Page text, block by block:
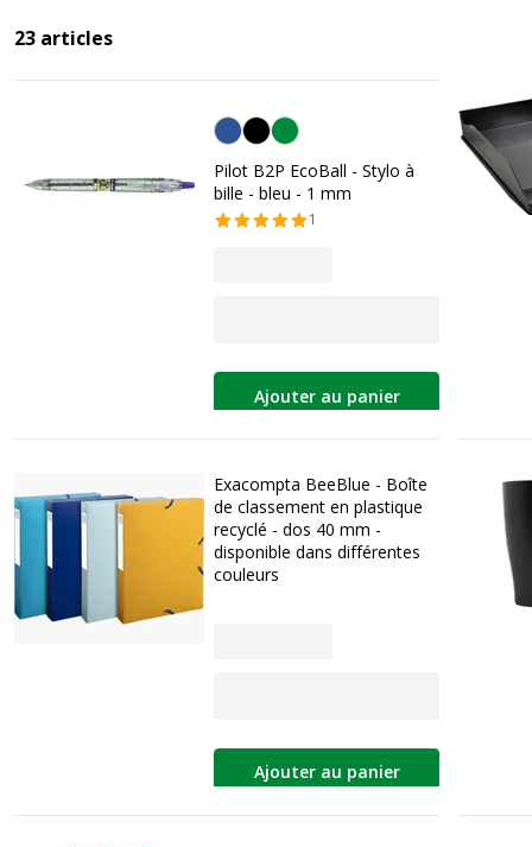
23 articles
Bleu
Pilot B2P EcoBall - Stylo à
bille - bleu - 1 mm
1
Ajouter au panier
Exacompta BeeBlue - Boîte
de classement en plastique
recyclé - dos 40 mm -
disponible dans différentes
couleurs
Ajouter au panier